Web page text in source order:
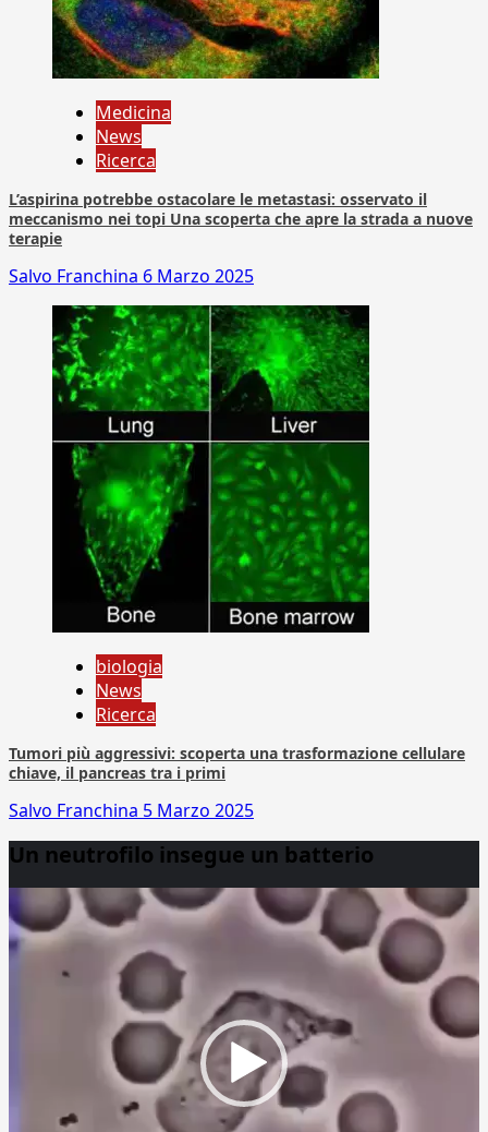
Medicina
News
Ricerca
L’aspirina potrebbe ostacolare le metastasi: osservato il
meccanismo nei topi Una scoperta che apre la strada a nuove
terapie
Salvo Franchina 6 Marzo 2025
biologia
News
Ricerca
Tumori più aggressivi: scoperta una trasformazione cellulare
chiave, il pancreas tra i primi
Salvo Franchina 5 Marzo 2025
Un neutrofilo insegue un batterio
Player